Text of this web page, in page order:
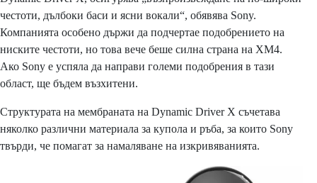
честоти, дълбоки баси и ясни вокали“, обявява Sony.
Компанията особено държи да подчертае подобрението на
ниските честоти, но това вече беше силна страна на XM4.
Ако Sony е успяла да направи големи подобрения в тази
област, ще бъдем възхитени.
Структурата на мембраната на Dynamic Driver X съчетава
няколко различни материала за купола и ръба, за които Sony
твърди, че помагат за намаляване на изкривяванията.